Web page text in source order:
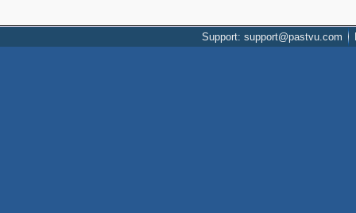
Support: support@pastvu.com